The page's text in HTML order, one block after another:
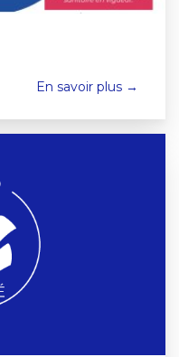
En savoir plus →